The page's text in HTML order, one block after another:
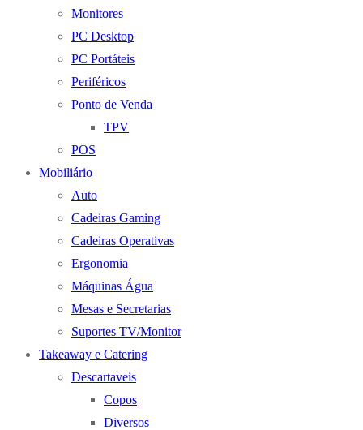
Monitores
PC Desktop
PC Portáteis
Periféricos
Ponto de Venda
TPV
POS
Mobiliário
Auto
Cadeiras Gaming
Cadeiras Operativas
Ergonomia
Máquinas Água
Mesas e Secretarias
Suportes TV/Monitor
Takeaway e Catering
Descartaveis
Copos
Diversos